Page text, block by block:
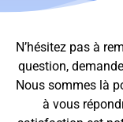
N’hésitez pas à
question,
Nous sommes là
à vous